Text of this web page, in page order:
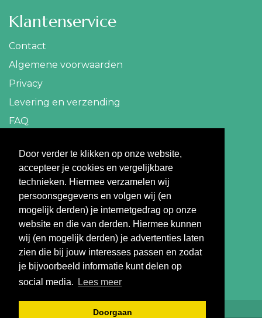
Door verder te klikken op onze website,
accepteer je cookies en vergelijkbare
technieken. Hiermee verzamelen wij
persoonsgegevens en volgen wij (en
mogelijk derden) je internetgedrag op onze
website en die van derden. Hiermee kunnen
wij (en mogelijk derden) je advertenties laten
zien die bij jouw interesses passen en zodat
je bijvoorbeeld informatie kunt delen op
social media.
Lees meer
Doorgaan
Klantenservice
Contact
Algemene voorwaarden
Privacy
Levering en verzending
FAQ
Contact
info@travelbazaar.nl
Betaal veilig